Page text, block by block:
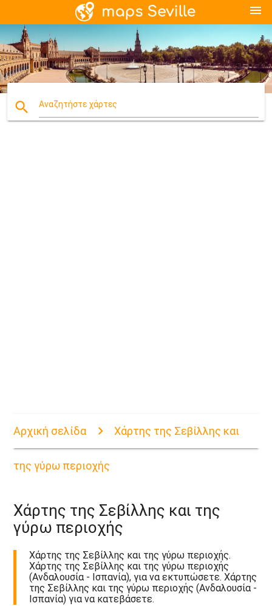
menu
search Αναζητήστε χάρτες
Αρχική σελίδα Χάρτης της Σεβίλλης και
της γύρω περιοχής
Χάρτης της Σεβίλλης και της
γύρω περιοχής
Χάρτης της Σεβίλλης και της γύρω περιοχής.
Χάρτης της Σεβίλλης και της γύρω περιοχής
(Ανδαλουσία - Ισπανία), για να εκτυπώσετε. Χάρτης
της Σεβίλλης και της γύρω περιοχής (Ανδαλουσία -
Ισπανία) για να κατεβάσετε.